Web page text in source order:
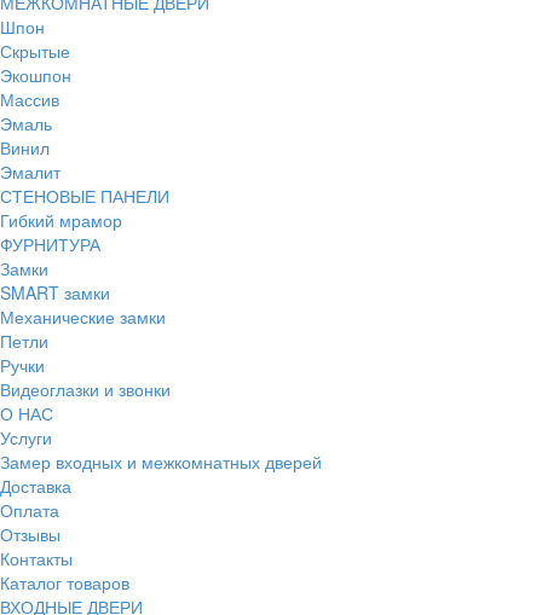
Шпон
Скрытые
Экошпон
Массив
Эмаль
Винил
Эмалит
СТЕНОВЫЕ ПАНЕЛИ
Гибкий мрамор
ФУРНИТУРА
Замки
SMART замки
Механические замки
Петли
Ручки
Видеоглазки и звонки
О НАС
Услуги
Замер входных и межкомнатных дверей
Доставка
Оплата
Отзывы
Контакты
Каталог товаров
ВХОДНЫЕ ДВЕРИ